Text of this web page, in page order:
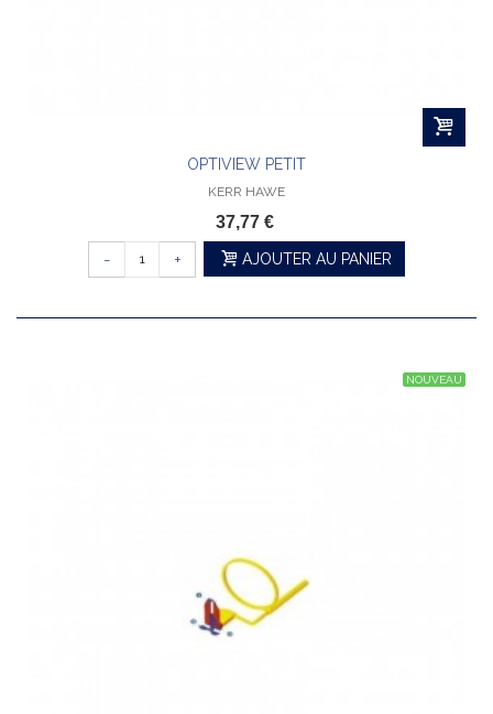
OPTIVIEW PETIT
KERR HAWE
37,77 €
- + AJOUTER AU PANIER
NOUVEAU